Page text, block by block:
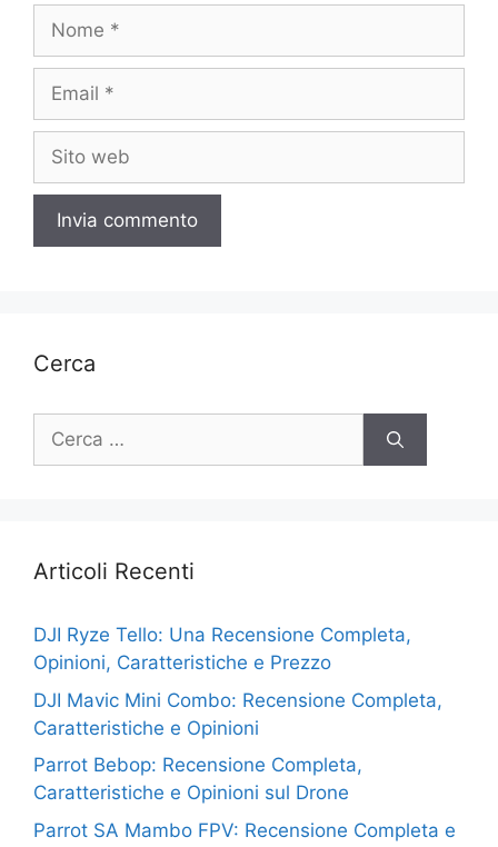
Nome
Email
Sito
web
Cerca
Ricerca
Articoli Recenti
DJI Ryze Tello: Una Recensione Completa,
Opinioni, Caratteristiche e Prezzo
DJI Mavic Mini Combo: Recensione Completa,
Caratteristiche e Opinioni
Parrot Bebop: Recensione Completa,
Caratteristiche e Opinioni sul Drone
Parrot SA Mambo FPV: Recensione Completa e